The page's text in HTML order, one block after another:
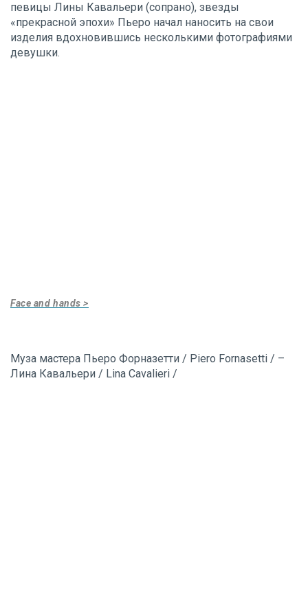
певицы Лины Кавальери (сопрано), звезды
«прекрасной эпохи» Пьеро начал наносить на свои
изделия вдохновившись несколькими фотографиями
девушки.
Face and hands >
Муза мастера Пьеро Форназетти / Piero Fornasetti / –
Лина Кавальери / Lina Cavalieri /